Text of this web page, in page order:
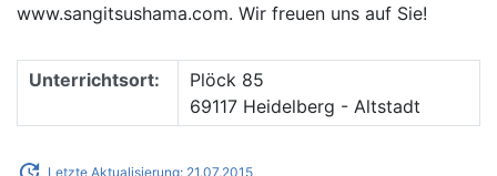
www.sangitsushama.com. Wir freuen uns auf Sie!
Unterrichtsort:
Plöck 85
69117 Heidelberg - Altstadt
Letzte Aktualisierung: 21.07.2015